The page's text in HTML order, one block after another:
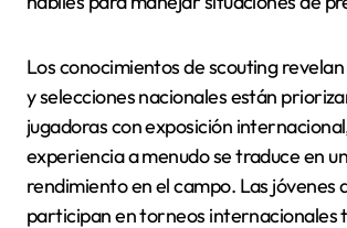
Los conocimientos de scouting revelan
y selecciones nacionales están
jugadoras con exposición
experiencia a menudo se traduce en
rendimiento en el campo. Las jóvenes
participan en torneos internacionales